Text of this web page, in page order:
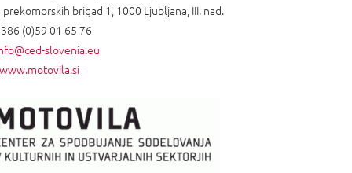
prekomorskih brigad 1, 1000 Ljubljana, III. nad.
(0)59 01 65 76
slovenia.eu
www.motovila.si